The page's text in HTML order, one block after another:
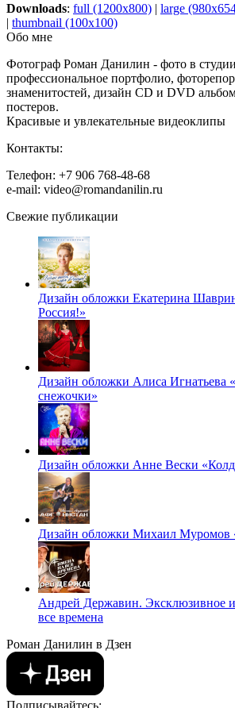
Downloads: full (1200x800) | large
| thumbnail (100x100)
Обо мне
Фотограф Роман Данилин - фото в
профессиональное портфолио,
знаменитостей, дизайн CD и DVD
постеров.
Красивые и увлекательные видеоклипы
Контакты:
Телефон: +7 906 768-48-68
e-mail: video@romandanilin.ru
Свежие публикации
Дизайн обложки Екатерина
Россия!»
Дизайн обложки Алиса Игнатьева
снежочки»
Дизайн обложки Анне Вески
Дизайн обложки Михаил Муромов
Андрей Державин. Эксклюзивное
все времена
Роман Данилин в Дзен
Подписывайтесь: